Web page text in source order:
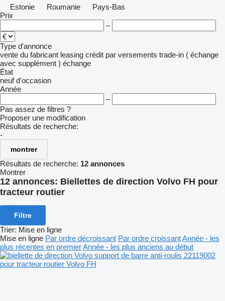
Estonie
Roumanie
Pays-Bas
Prix
–
Type d'annonce
vente du fabricant leasing crédit par versements trade-in ( échange
avec supplément ) échange
État
neuf d'occasion
Année
–
Pas assez de filtres ?
Proposer une modification
Résultats de recherche:
-
montrer
Résultats de recherche: 12 annonces
Montrer
12 annonces: Biellettes de direction Volvo FH pour
tracteur routier
Filtre
Trier: Mise en ligne
Mise en ligne Par ordre décroissant Par ordre croissantAnnée - les
plus récentes en premierAnnée - les plus anciens au début